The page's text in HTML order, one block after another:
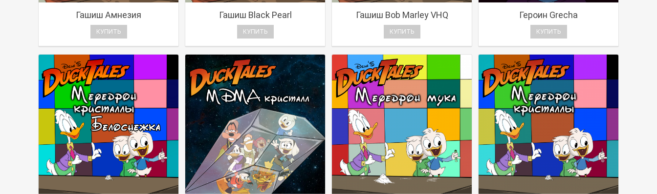
Гашиш Амнезия
КУПИТЬ
Гашиш Black Pearl
КУПИТЬ
Гашиш Bob Marley VHQ
КУПИТЬ
Героин Grecha
КУПИТЬ